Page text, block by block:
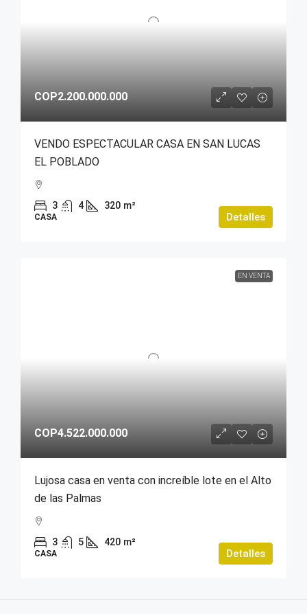
COP2.200.000.000
VENDO ESPECTACULAR CASA EN SAN LUCAS
EL POBLADO
3 4 320 m²
CASA Detalles
EN VENTA
COP4.522.000.000
Lujosa casa en venta con increíble lote en el Alto
de las Palmas
3 5 420 m²
CASA Detalles